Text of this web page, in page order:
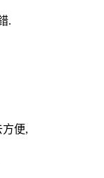
.
便,